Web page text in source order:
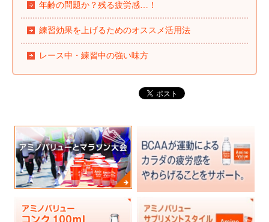
年齢の問題か？残る疲労感…！
練習効果を上げるためのオススメ活用法
レース中・練習中の強い味方